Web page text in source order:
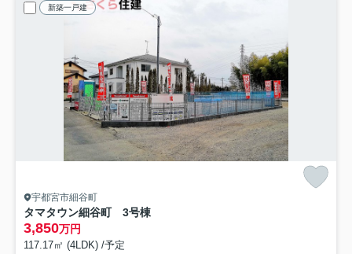
新築一戸建
宇都宮市細谷町
タマタウン細谷町 3号棟
3,850万円
117.17㎡ (4LDK) /予定